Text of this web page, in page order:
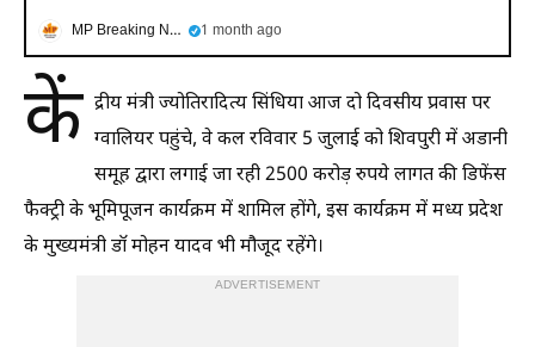
MP Breaking News 1 month ago
कें द्रीय मंत्री ज्योतिरादित्य सिंधिया आज दो दिवसीय प्रवास पर
ग्वालियर पहुंचे, वे कल रविवार 5 जुलाई को शिवपुरी में अडानी
समूह द्वारा लगाई जा रही 2500 करोड़ रुपये लागत की डिफेंस
फैक्ट्री के भूमिपूजन कार्यक्रम में शामिल होंगे, इस कार्यक्रम में मध्य प्रदेश
के मुख्यमंत्री डॉ मोहन यादव भी मौजूद रहेंगे।
ADVERTISEMENT